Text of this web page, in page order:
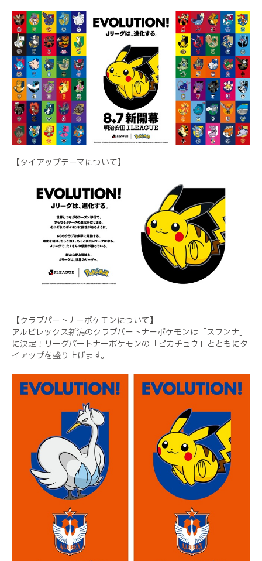
【タイアップテーマについて】
【クラブパートナーポケモンについて】
アルビレックス新潟のクラブパートナーポケモンは「スワンナ」
に決定！リーグパートナーポケモンの「ピカチュウ」とともにタ
イアップを盛り上げます。